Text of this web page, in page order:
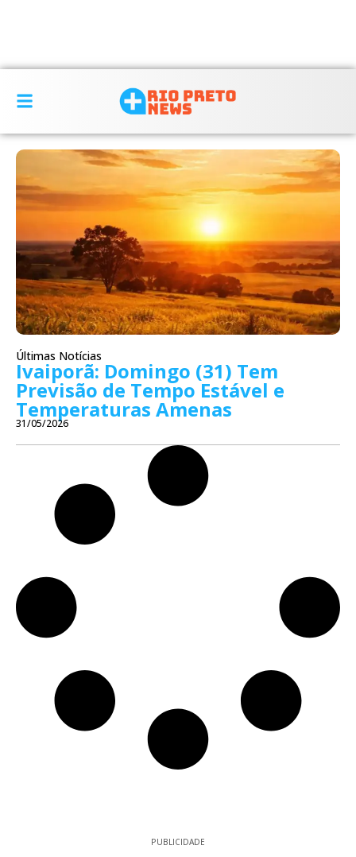
Últimas Notícias
Ivaiporã: Domingo (31) Tem
Previsão de Tempo Estável e
Temperaturas Amenas
31/05/2026
PUBLICIDADE